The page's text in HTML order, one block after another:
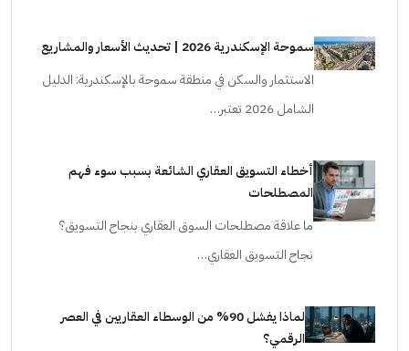
سموحة الإسكندرية 2026 | تحديث الأسعار والمشاريع
الاستثمار والسكن في منطقة سموحة بالإسكندرية: الدليل
الشامل 2026 تعتبر…
أخطاء التسويق العقاري الشائعة بسبب سوء فهم
المصطلحات
ما علاقة مصطلحات السوق العقاري بنجاح التسويق؟
نجاح التسويق العقاري…
لماذا يفشل 90% من الوسطاء العقاريين في العصر
الرقمي؟